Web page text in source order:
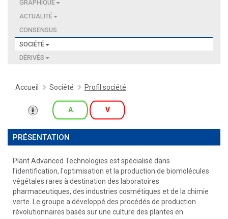
GRAPHIQUE
ACTUALITÉ
CONSENSUS
SOCIÉTÉ
DÉRIVÉS
Accueil Société Profil société
A V
PRÉSENTATION
Plant Advanced Technologies est spécialisé dans
l'identification, l'optimisation et la production de biomolécules
végétales rares à destination des laboratoires
pharmaceutiques, des industries cosmétiques et de la chimie
verte. Le groupe a développé des procédés de production
révolutionnaires basés sur une culture des plantes en